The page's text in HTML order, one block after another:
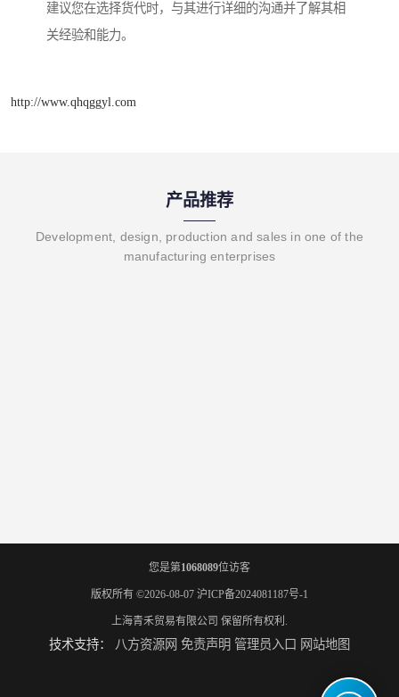
建议您在选择货代时，与其进行详细的沟通并了解其相
关经验和能力。
http://www.qhqggyl.com
产品推荐
Development, design, production and sales in one of the
manufacturing enterprises
您是第1068089位访客
版权所有 ©2026-08-07 沪ICP备2024081187号-1
上海青禾贸易有限公司 保留所有权利.
技术支持： 八方资源网 免责声明 管理员入口 网站地图